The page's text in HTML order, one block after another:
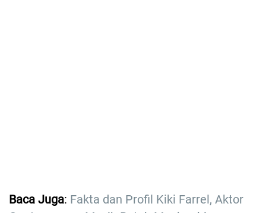
Baca Juga: Fakta dan Profil Kiki Farrel, Aktor